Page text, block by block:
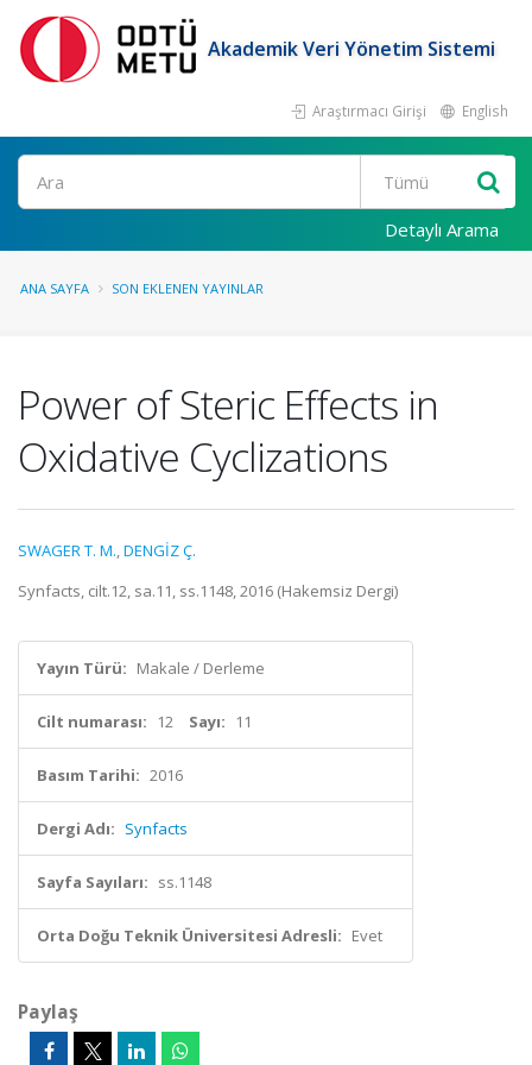
Akademik Veri Yönetim Sistemi
Araştırmacı Girişi English
Ara
Detaylı Arama
ANA SAYFA SON EKLENEN YAYINLAR
Power of Steric Effects in
Oxidative Cyclizations
SWAGER T. M.,DENGİZ Ç.
Synfacts, cilt.12, sa.11, ss.1148, 2016 (Hakemsiz Dergi)
Yayın Türü: Makale / Derleme
Cilt numarası: 12 Sayı: 11
Basım Tarihi: 2016
Dergi Adı: Synfacts
Sayfa Sayıları: ss.1148
Orta Doğu Teknik Üniversitesi Adresli: Evet
Paylaş